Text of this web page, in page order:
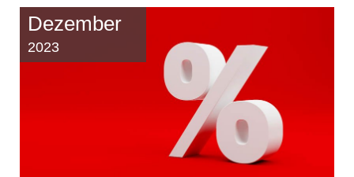
Dezember
2023